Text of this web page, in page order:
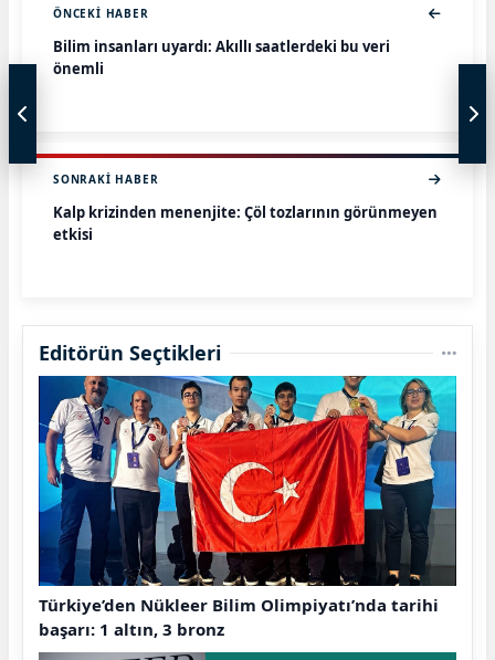
ÖNCEKI HABER
Bilim insanları uyardı: Akıllı saatlerdeki bu veri
önemli
SONRAKI HABER
Kalp krizinden menenjite: Çöl tozlarının görünmeyen
etkisi
Editörün Seçtikleri
Türkiye’den Nükleer Bilim Olimpiyatı’nda tarihi
başarı: 1 altın, 3 bronz